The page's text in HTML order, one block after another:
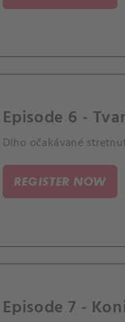
Episode 6 -
Dlho očakávané
REGISTER NOW
Episode 7 -